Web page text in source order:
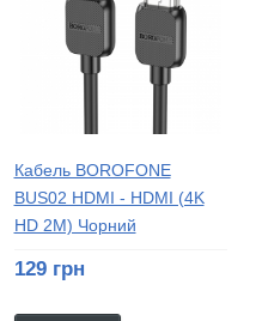
Кабель BOROFONE
BUS02 HDMI - HDMI (4K
HD 2М) Чорний
129 грн